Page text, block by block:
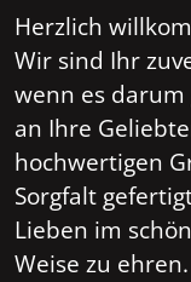
Herzlich
Wir sind Ihr
wenn es
an Ihre
hochwertigen
Sorgfalt
Lieben im
Weise zu ehren.